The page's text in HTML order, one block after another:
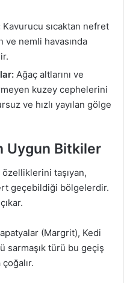
Kavurucu sıcaktan nefret
ve nemli havasında
Ağaç altlarını ve
kuzey cephelerini
ve hızlı yayılan gölge
Uygun Bitkiler
taşıyan,
geçebildiği bölgelerdir.
(Margrit), Kedi
sarmaşık türü bu geçiş